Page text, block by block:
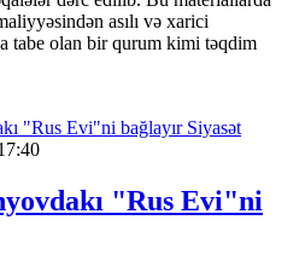
asılı və xarici
tabe olan bir qurum kimi təqdim
Siyasət
"Rus Evi"ni